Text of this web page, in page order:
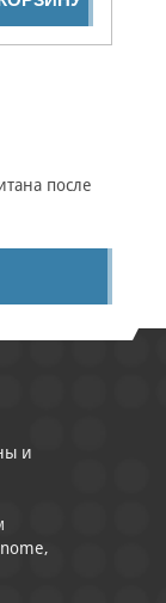
после
и